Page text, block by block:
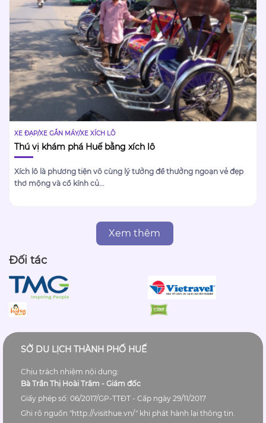
XE ĐẠP/XE GẮN MÁY/XE XÍCH LÔ
Thú vị khám phá Huế bằng xích lô
Xích lô là phương tiện vô cùng lý tưởng để thưởng ngoạn vẻ đẹp
thơ mộng và cổ kính củ...
Xem thêm
Đối tác
SỞ DU LỊCH THÀNH PHỐ HUẾ
Chịu trách nhiệm nội dung:
Bà Trần Thị Hoài Trâm - Giám đốc
Giấy phép số: 06/2017/GP-TTĐT - Cấp ngày 29/11/2017
Ghi rõ nguồn "http://visithue.vn/" khi phát hành lại thông tin.